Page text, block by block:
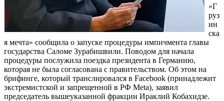
«Г
руз
ин
ска
я мечта» сообщила о запуске процедуры импичмента главы
государства Саломе Зурабишвили. Поводом для начала
процедуры послужила поездка президента в Германию,
которая не была согласована с правительством. Об этом на
брифинге, который транслировался в Fаcebook (принадлежит
экстремистской и запрещенной в РФ Meta), заявил
председатель вышеуказанной фракции Ираклий Кобахидзе.